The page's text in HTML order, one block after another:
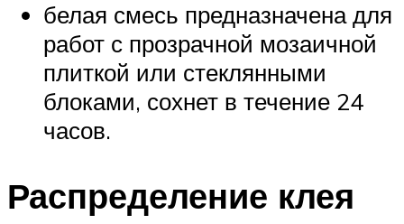
белая смесь предназначена для
работ с прозрачной мозаичной
плиткой или стеклянными
блоками, сохнет в течение 24
часов.
Распределение клея